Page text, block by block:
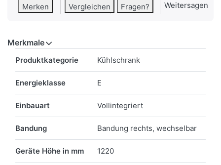
Merken Vergleichen Fragen? Weitersagen
Merkmale
Produktkategorie Kühlschrank
Energieklasse E
Einbauart Vollintegriert
Bandung Bandung rechts, wechselbar
Geräte Höhe in mm 1220